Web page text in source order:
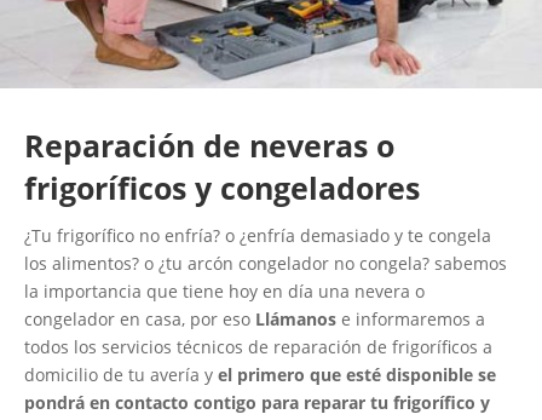
Reparación de neveras o
frigoríficos y congeladores
¿Tu frigorífico no enfría? o ¿enfría demasiado y te congela
los alimentos? o ¿tu arcón congelador no congela? sabemos
la importancia que tiene hoy en día una nevera o
congelador en casa, por eso Llámanos e informaremos a
todos los servicios técnicos de reparación de frigoríficos a
domicilio de tu avería y el primero que esté disponible se
pondrá en contacto contigo para reparar tu frigorífico y